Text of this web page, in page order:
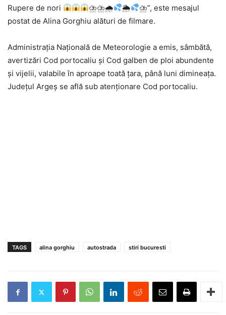
Rupere de nori
⛈⛈🌧 🌦
⛈”, este mesajul
postat de Alina Gorghiu alături de filmare.
Administraţia Naţională de Meteorologie a emis, sâmbătă,
avertizări Cod portocaliu şi Cod galben de ploi abundente
şi vijelii, valabile în aproape toată ţara, până luni dimineaţa.
Județul Argeș se află sub atenționare Cod portocaliu.
TAGS alina gorghiu autostrada stiri bucuresti